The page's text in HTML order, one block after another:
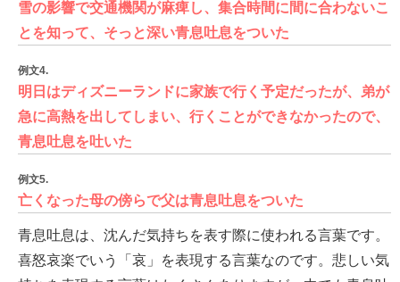
雪の影響で交通機関が麻痺し、集合時間に間に合わないこ
とを知って、そっと深い青息吐息をついた
例文4.
明日はディズニーランドに家族で行く予定だったが、弟が
急に高熱を出してしまい、行くことができなかったので、
青息吐息を吐いた
例文5.
亡くなった母の傍らで父は青息吐息をついた
青息吐息は、沈んだ気持ちを表す際に使われる言葉です。
喜怒哀楽でいう「哀」を表現する言葉なのです。悲しい気